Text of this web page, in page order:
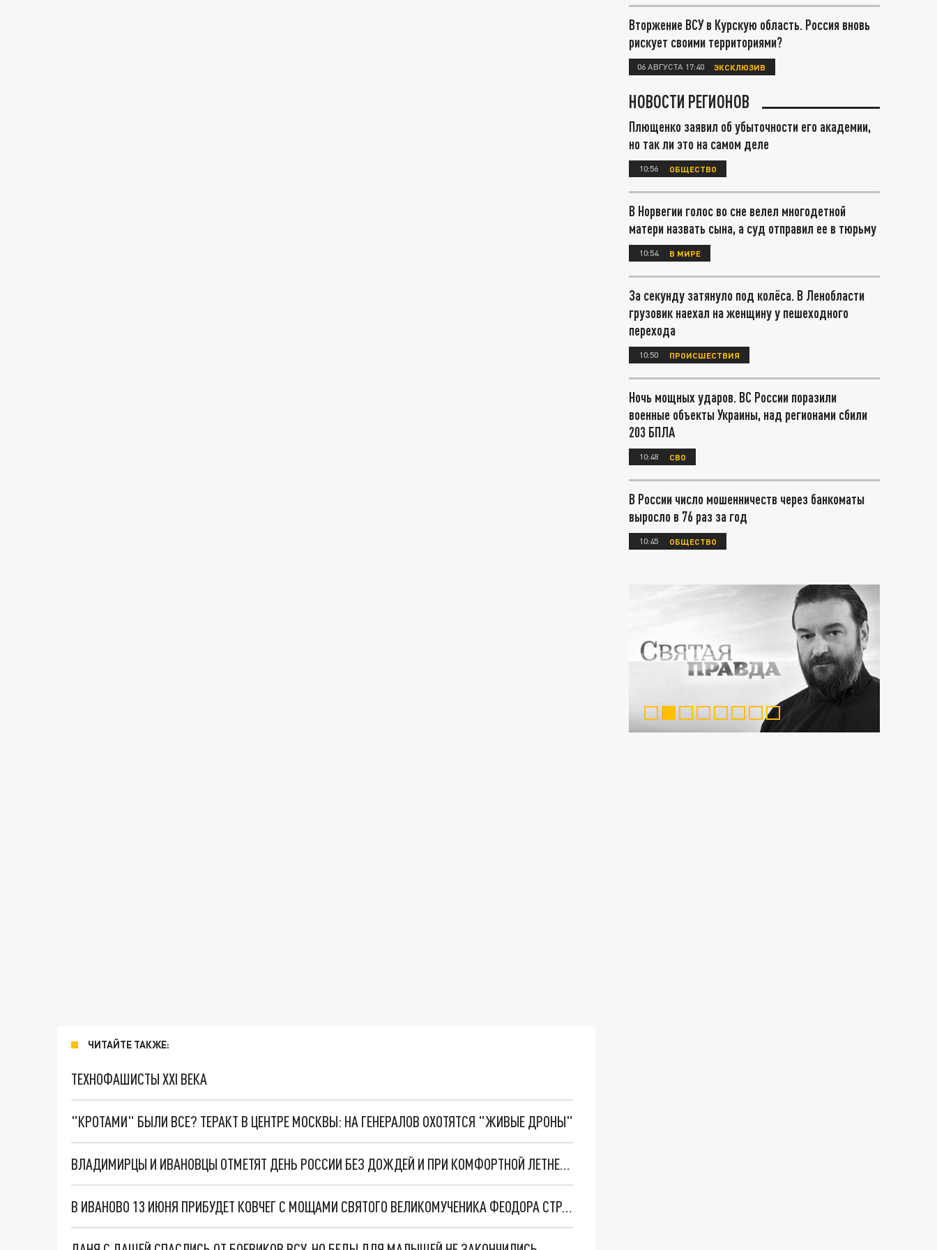
ЧИТАЙТЕ ТАКЖЕ:
ТЕХНОФАШИСТЫ XXI ВЕКА
"КРОТАМИ" БЫЛИ ВСЕ? ТЕРАКТ В ЦЕНТРЕ МОСКВЫ: НА ГЕНЕРАЛОВ ОХОТЯТСЯ "ЖИВЫЕ ДРОНЫ"
ВЛАДИМИРЦЫ И ИВАНОВЦЫ ОТМЕТЯТ ДЕНЬ РОССИИ БЕЗ ДОЖДЕЙ И ПРИ КОМФОРТНОЙ ЛЕТНЕЙ ТЕМПЕРАТУРЕ
В ИВАНОВО 13 ИЮНЯ ПРИБУДЕТ КОВЧЕГ С МОЩАМИ СВЯТОГО ВЕЛИКОМУЧЕНИКА ФЕОДОРА СТРАТИЛАТА
Вторжение ВСУ в Курскую область. Россия вновь
рискует своими территориями?
06 АВГУСТА 17:40 ЭКСКЛЮЗИВ
НОВОСТИ РЕГИОНОВ
Плющенко заявил об убыточности его академии,
но так ли это на самом деле
10:56 ОБЩЕСТВО
В Норвегии голос во сне велел многодетной
матери назвать сына, а суд отправил ее в тюрьму
10:54 В МИРЕ
За секунду затянуло под колёса. В Ленобласти
грузовик наехал на женщину у пешеходного
перехода
10:50 ПРОИСШЕСТВИЯ
Ночь мощных ударов. ВС России поразили
военные объекты Украины, над регионами сбили
203 БПЛА
10:48 СВО
В России число мошенничеств через банкоматы
выросло в 76 раз за год
10:45 ОБЩЕСТВО